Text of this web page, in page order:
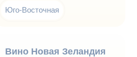
Юго-Восточная
Вино Новая Зеландия